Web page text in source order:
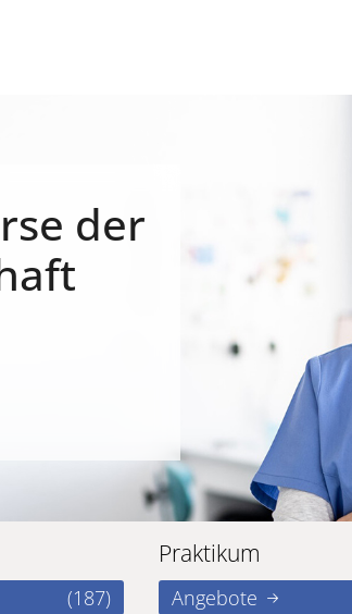
der
(187)
Praktikum
Angebote